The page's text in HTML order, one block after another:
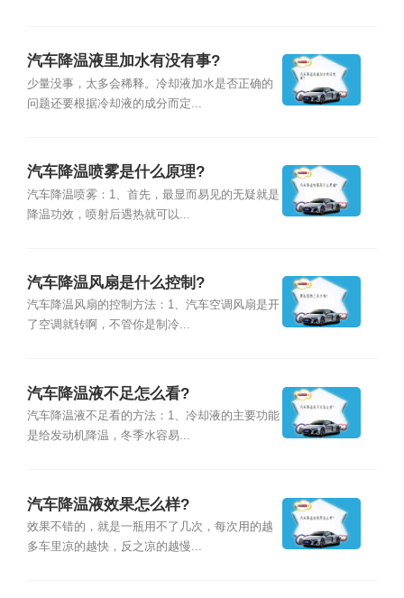
汽车降温液里加水有没有事?
少量没事，太多会稀释。冷却液加水是否正确的
问题还要根据冷却液的成分而定...
汽车降温喷雾是什么原理?
汽车降温喷雾：1、首先，最显而易见的无疑就是
降温功效，喷射后遇热就可以...
汽车降温风扇是什么控制?
汽车降温风扇的控制方法：1、汽车空调风扇是开
了空调就转啊，不管你是制冷...
汽车降温液不足怎么看?
汽车降温液不足看的方法：1、冷却液的主要功能
是给发动机降温，冬季水容易...
汽车降温液效果怎么样?
效果不错的，就是一瓶用不了几次，每次用的越
多车里凉的越快，反之凉的越慢...